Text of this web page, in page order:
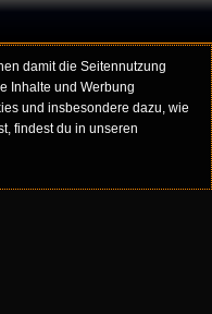
damit die Seitennutzung
Inhalte und Werbung
und insbesondere dazu, wie
findest du in unseren